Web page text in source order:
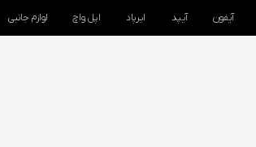
آیفون آیپد ایرپاد اپل واچ لوازم جانبی